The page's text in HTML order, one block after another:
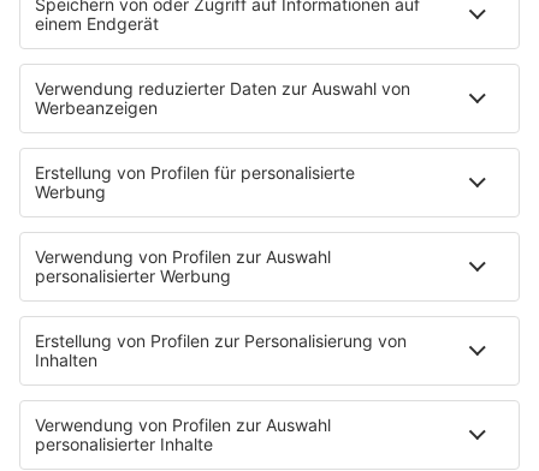
Strandbar
Putzfimmel
Deutschpop
Deutsche Liebeslieder
PODCASTS
Mit den Waffeln einer Frau
Frühstück bei Barbara
Brave & One
NotAufnahme
"Bewerbung und Karriere"
Aber bitte mit Schlager
Erdbeerkäse
Fitness mit M.A.R.K
Glück in Worten
Todesursache